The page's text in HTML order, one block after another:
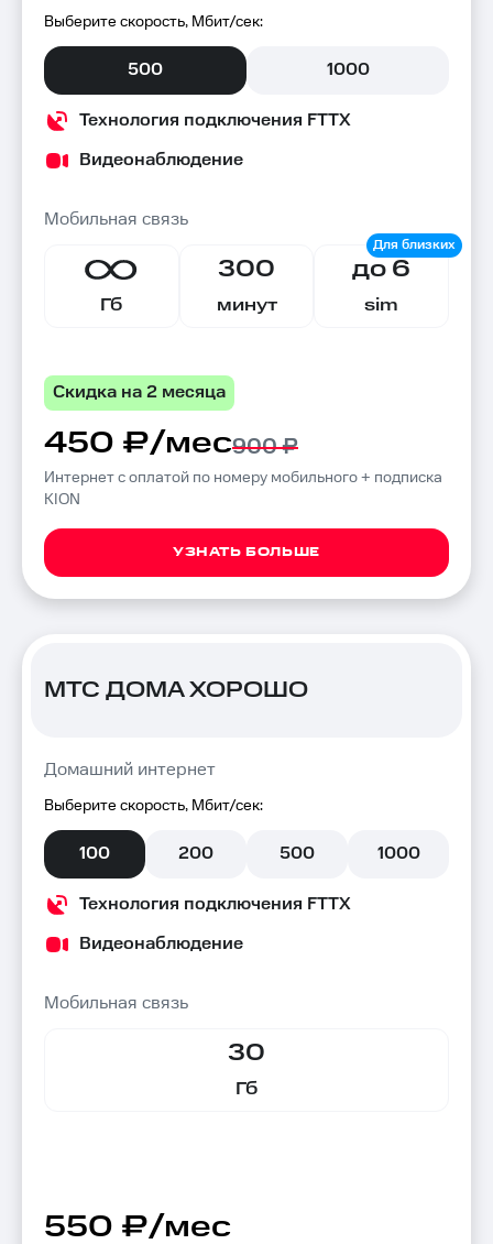
Выберите скорость, Мбит/сек:
500 1000
Технология подключения FTTX
Видеонаблюдение
Мобильная связь
Гб
300
минут
до 6
sim
Скидка на 2 месяца
450 ₽/мес900 ₽
Интернет с оплатой по номеру мобильного + подписка
KION
УЗНАТЬ БОЛЬШЕ
МТС ДОМА ХОРОШО
Домашний интернет
Выберите скорость, Мбит/сек:
100 200 500 1000
Технология подключения FTTX
Видеонаблюдение
Мобильная связь
30
Гб
550 ₽/мес